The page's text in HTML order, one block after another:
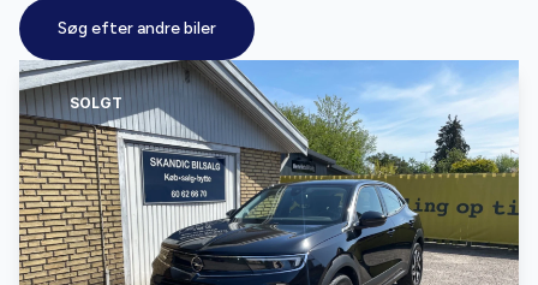
SOLGT
Søg efter andre biler